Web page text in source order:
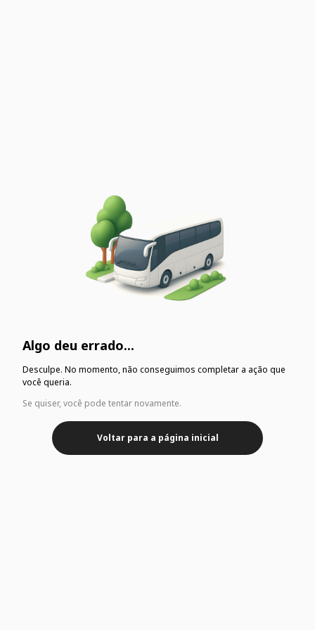
Algo deu errado...
Desculpe. No momento, não conseguimos completar a ação que
você queria.
Se quiser, você pode tentar novamente.
Voltar para a página inicial